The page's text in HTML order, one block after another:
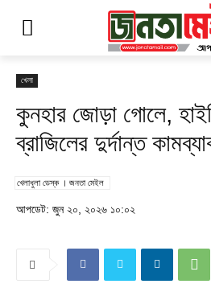
খেলা
কুনহার জোড়া গোলে,
ব্রাজিলের দুর্দান্ত
খেলাধুলা ডেস্ক । জনতা মেইল
আপডেট: জুন ২০, ২০২৬ ১০:০২